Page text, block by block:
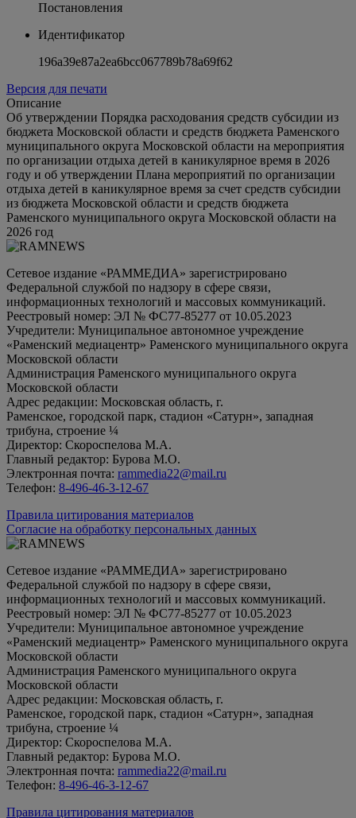
Постановления
Идентификатор
196a39e87a2ea6bcc067789b78a69f62
Версия для печати
Описание
Об утверждении Порядка расходования средств субсидии из
бюджета Московской области и средств бюджета Раменского
муниципального округа Московской области на мероприятия
по организации отдыха детей в каникулярное время в 2026
году и об утверждении Плана мероприятий по организации
отдыха детей в каникулярное время за счет средств субсидии
из бюджета Московской области и средств бюджета
Раменского муниципального округа Московской области на
2026 год
Сетевое издание «РАММЕДИА» зарегистрировано
Федеральной службой по надзору в сфере связи,
информационных технологий и массовых коммуникаций.
Реестровый номер: ЭЛ № ФС77-85277 от 10.05.2023
Учредители: Муниципальное автономное учреждение
«Раменский медиацентр» Раменского муниципального округа
Московской области
Администрация Раменского муниципального округа
Московской области
Адрес редакции: Московская область, г.
Раменское, городской парк, стадион «Сатурн», западная
трибуна, строение ¼
Директор: Скороспелова М.А.
Главный редактор: Бурова М.О.
Электронная почта: rammedia22@mail.ru
Телефон: 8-496-46-3-12-67
Правила цитирования материалов
Согласие на обработку персональных данных
Сетевое издание «РАММЕДИА» зарегистрировано
Федеральной службой по надзору в сфере связи,
информационных технологий и массовых коммуникаций.
Реестровый номер: ЭЛ № ФС77-85277 от 10.05.2023
Учредители: Муниципальное автономное учреждение
«Раменский медиацентр» Раменского муниципального округа
Московской области
Администрация Раменского муниципального округа
Московской области
Адрес редакции: Московская область, г.
Раменское, городской парк, стадион «Сатурн», западная
трибуна, строение ¼
Директор: Скороспелова М.А.
Главный редактор: Бурова М.О.
Электронная почта: rammedia22@mail.ru
Телефон: 8-496-46-3-12-67
Правила цитирования материалов